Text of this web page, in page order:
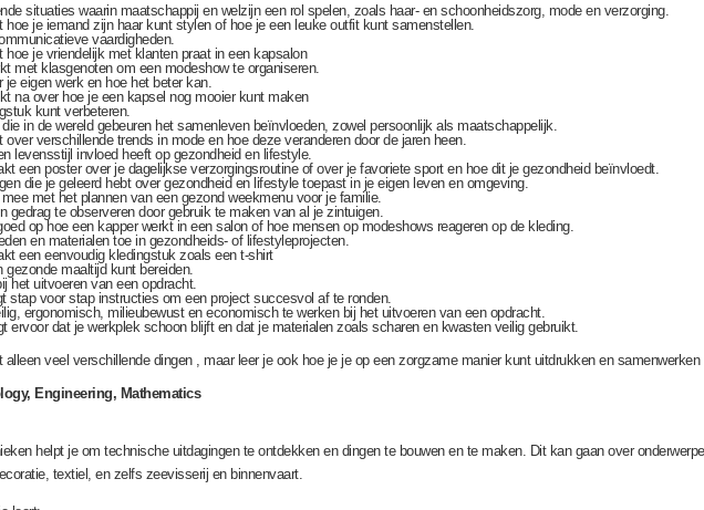
situaties waarin maatschappij en welzijn een rol spelen, zoals haar- en schoonheidszorg, mode en verzorging.
hoe je iemand zijn haar kunt stylen of hoe je een leuke outfit kunt samenstellen.
vaardigheden.
hoe je vriendelijk met klanten praat in een kapsalon
met klasgenoten om een modeshow te organiseren.
eigen werk en hoe het beter kan.
na over hoe je een kapsel nog mooier kunt maken
kunt verbeteren.
in de wereld gebeuren het samenleven beïnvloeden, zowel persoonlijk als maatschappelijk.
over verschillende trends in mode en hoe deze veranderen door de jaren heen.
levensstijl invloed heeft op gezondheid en lifestyle.
een poster over je dagelijkse verzorgingsroutine of over je favoriete sport en hoe dit je gezondheid beïnvloedt.
die je geleerd hebt over gezondheid en lifestyle toepast in je eigen leven en omgeving.
met het plannen van een gezond weekmenu voor je familie.
gedrag te observeren door gebruik te maken van al je zintuigen.
op hoe een kapper werkt in een salon of hoe mensen op modeshows reageren op de kleding.
en materialen toe in gezondheids- of lifestyleprojecten.
een eenvoudig kledingstuk zoals een t-shirt
maaltijd kunt bereiden.
het uitvoeren van een opdracht.
stap voor stap instructies om een project succesvol af te ronden.
ergonomisch, milieubewust en economisch te werken bij het uitvoeren van een opdracht.
ervoor dat je werkplek schoon blijft en dat je materialen zoals scharen en kwasten veilig gebruikt.
alleen veel verschillende dingen , maar leer je ook hoe je je op een zorgzame manier kunt uitdrukken en samenwerken
Engineering, Mathematics
helpt je om technische uitdagingen te ontdekken en dingen te bouwen en te maken. Dit kan gaan over
textiel, en zelfs zeevisserij en binnenvaart.